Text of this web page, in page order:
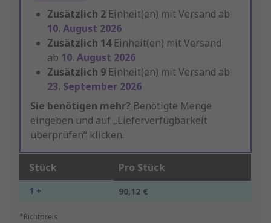
Zusätzlich 2 Einheit(en) mit Versand ab
10. August 2026
Zusätzlich 14 Einheit(en) mit Versand
ab 10. August 2026
Zusätzlich 9 Einheit(en) mit Versand ab
23. September 2026
Sie benötigen mehr? Benötigte Menge
eingeben und auf „Lieferverfügbarkeit
überprüfen“ klicken.
Stück Pro Stück
1 + 90,12 €
*Richtpreis